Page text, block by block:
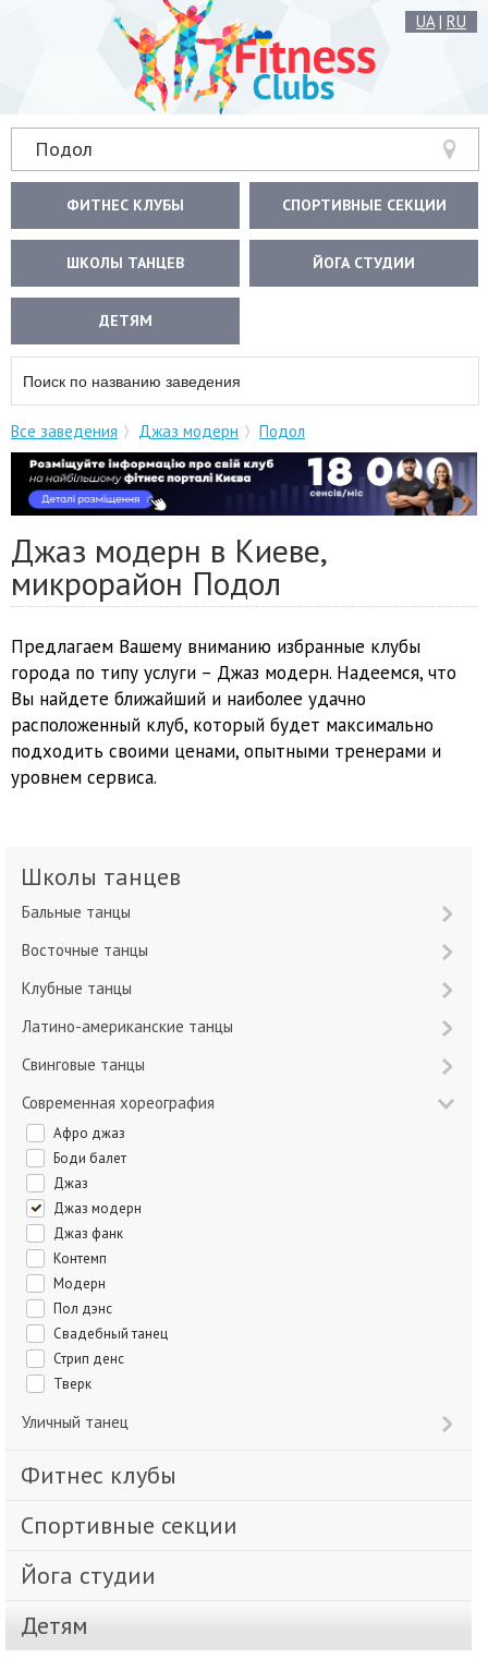
UA| RU
Подол
ФИТНЕС КЛУБЫ СПОРТИВНЫЕ СЕКЦИИ
ШКОЛЫ ТАНЦЕВ ЙОГА СТУДИИ
ДЕТЯМ
Все заведения Джаз модерн Подол
Джаз модерн в Киеве,
микрорайон Подол
Предлагаем Вашему вниманию избранные клубы
города по типу услуги – Джаз модерн. Надеемся, что
Вы найдете ближайший и наиболее удачно
расположенный клуб, который будет максимально
подходить своими ценами, опытными тренерами и
уровнем сервиса.
Школы танцев
Бальные танцы
Восточные танцы
Клубные танцы
Латино-американские танцы
Свинговые танцы
Современная хореография
Афро джаз
Боди балет
Джаз
Джаз модерн
Джаз фанк
Контемп
Модерн
Пол дэнс
Свадебный танец
Стрип денс
Тверк
Уличный танец
Фитнес клубы
Спортивные секции
Йога студии
Детям